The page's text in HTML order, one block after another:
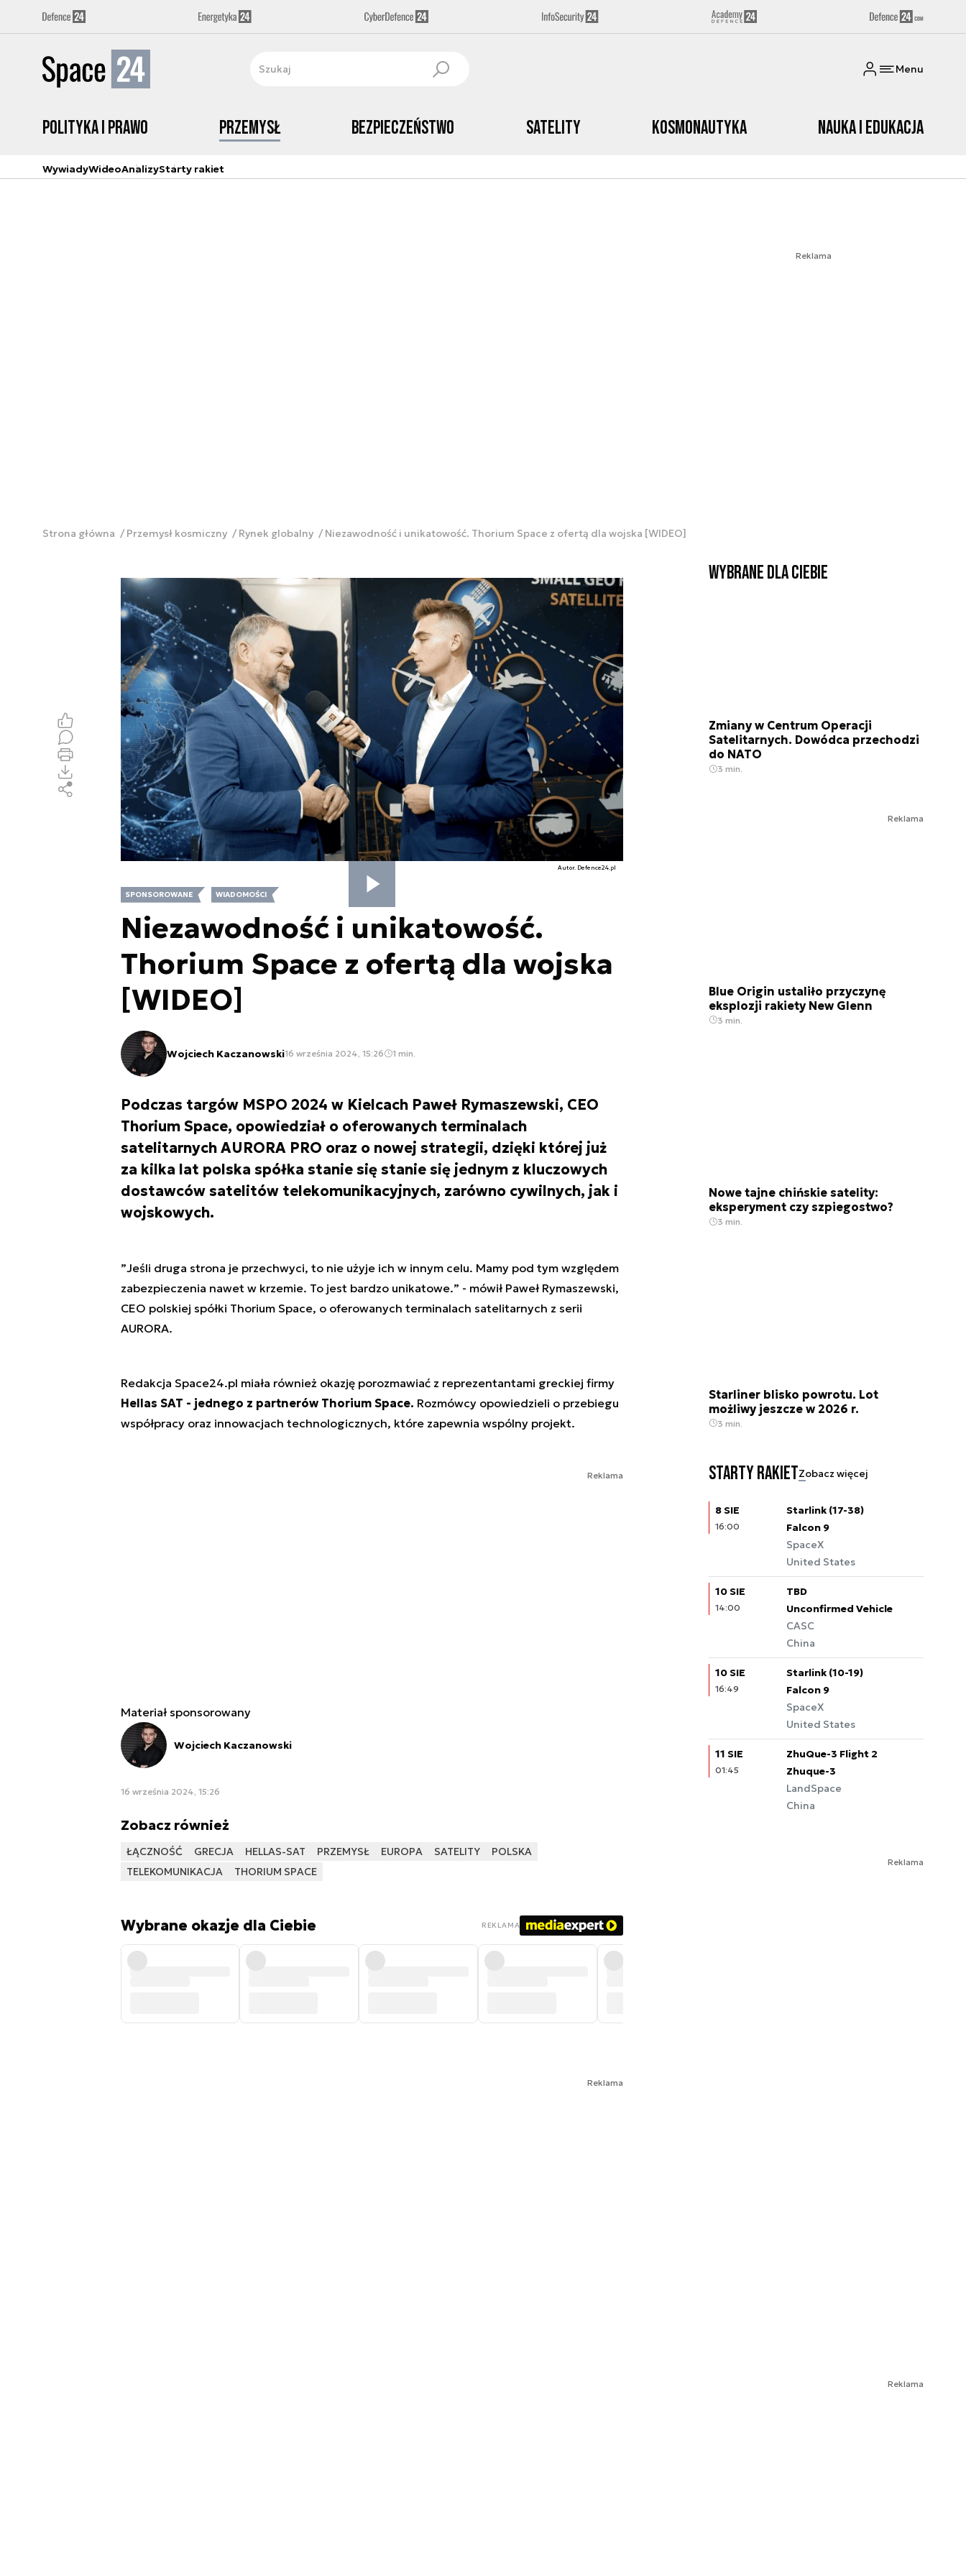
Menu
Polityka i prawo Przemysł Bezpieczeństwo Satelity Kosmonautyka Nauka i edukacja
WywiadyWideoAnalizyStarty rakiet
Reklama
Strona główna Przemysł kosmiczny Rynek globalny Niezawodność i unikatowość. Thorium Space z ofertą dla wojska [WIDEO]
SPONSOROWANE WIADOMOŚCI
Niezawodność i unikatowość.
Thorium Space z ofertą dla wojska
[WIDEO]
Wojciech Kaczanowski16 września 2024, 15:26 1 min.
Autor. Defence24.pl
Podczas targów MSPO 2024 w Kielcach Paweł Rymaszewski, CEO
Thorium Space, opowiedział o oferowanych terminalach
satelitarnych AURORA PRO oraz o nowej strategii, dzięki której już
za kilka lat polska spółka stanie się stanie się jednym z kluczowych
dostawców satelitów telekomunikacyjnych, zarówno cywilnych, jak i
wojskowych.
”Jeśli druga strona je przechwyci, to nie użyje ich w innym celu. Mamy pod tym względem
zabezpieczenia nawet w krzemie. To jest bardzo unikatowe.” - mówił Paweł Rymaszewski,
CEO polskiej spółki Thorium Space, o oferowanych terminalach satelitarnych z serii
AURORA.
Redakcja Space24.pl miała również okazję porozmawiać z reprezentantami greckiej firmy
Hellas SAT - jednego z partnerów Thorium Space. Rozmówcy opowiedzieli o przebiegu
współpracy oraz innowacjach technologicznych, które zapewnia wspólny projekt.
Reklama
Materiał sponsorowany
Wojciech Kaczanowski
16 września 2024, 15:26
Zobacz również
ŁĄCZNOŚĆ GRECJA HELLAS-SAT PRZEMYSŁ EUROPA SATELITY
POLSKA
TELEKOMUNIKACJA
THORIUM SPACE
Wybrane okazje dla Ciebie REKLAMA
Reklama
Wybrane dla Ciebie
Zmiany w Centrum Operacji
Satelitarnych. Dowódca przechodzi
do NATO
3 min.
Reklama
Blue Origin ustaliło przyczynę
eksplozji rakiety New Glenn
3 min.
Nowe tajne chińskie satelity:
eksperyment czy szpiegostwo?
3 min.
Starliner blisko powrotu. Lot
możliwy jeszcze w 2026 r.
3 min.
Starty rakietZobacz więcej
8 SIE
16:00
Starlink (17-38)
Falcon 9
SpaceX
United States
10 SIE
14:00
TBD
Unconfirmed Vehicle
CASC
China
10 SIE
16:49
Starlink (10-19)
Falcon 9
SpaceX
United States
11 SIE
01:45
ZhuQue-3 Flight 2
Zhuque-3
LandSpace
China
Reklama
Reklama